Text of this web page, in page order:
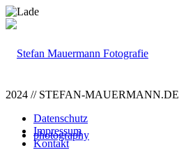
photography
2024 // STEFAN-MAUERMANN.DE
Datenschutz
Impressum
Kontakt